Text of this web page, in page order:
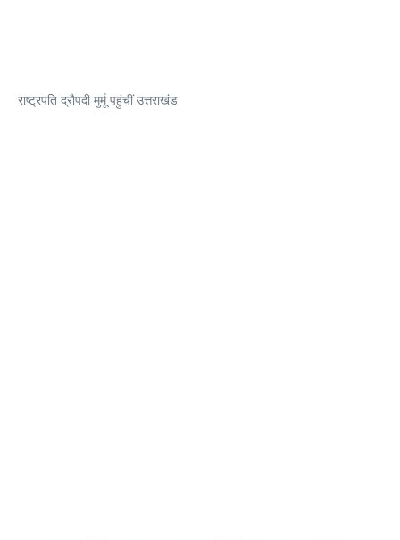
राष्ट्रपति द्रौपदी मुर्मू पहुंचीं उत्तराखंड